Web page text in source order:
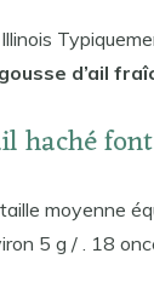
d’ail
haché
taille moyenne
5 g / . 18